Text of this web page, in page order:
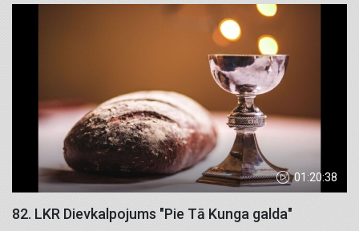
01:20:38
82. LKR Dievkalpojums "Pie Tā Kunga galda"